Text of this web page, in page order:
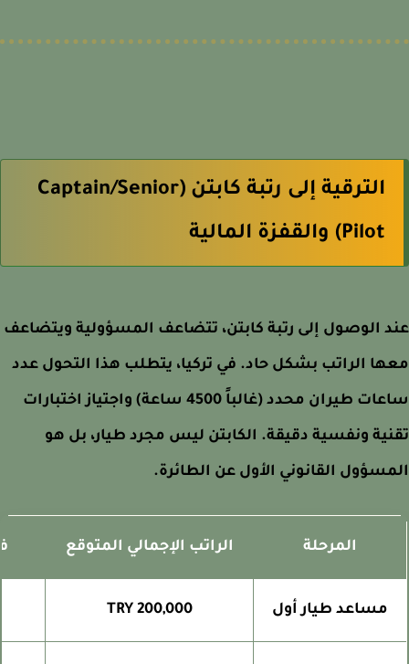
الترقية إلى رتبة كابتن (Captain/Senior
Pilot) والقفزة المالية
الوصول إلى رتبة كابتن، تتضاعف المسؤولية ويتضاعف
الراتب بشكل حاد. في تركيا، يتطلب هذا التحول عدد
ساعات طيران محدد (غالباً 4500 ساعة) واجتياز اختبارات
ونفسية دقيقة. الكابتن ليس مجرد طيار، بل هو
القانوني الأول عن الطائرة.
المرحلة الراتب الإجمالي المتوقع
مساعد طيار أول 200,000 TRY